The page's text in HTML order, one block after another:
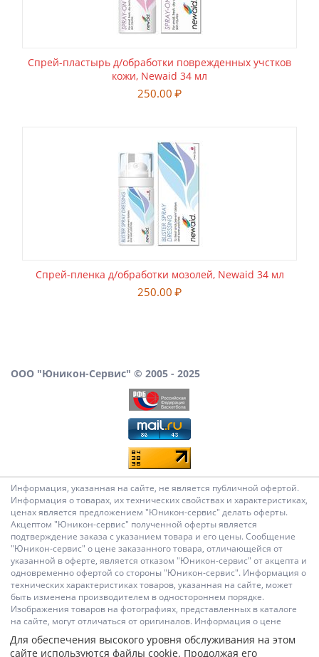
Спрей-пластырь д/обработки поврежденных учстков
кожи, Newaid 34 мл
250.00 ₽
Спрей-пленка д/обработки мозолей, Newaid 34 мл
250.00 ₽
ООО "Юникон-Сервис" © 2005 - 2025
Информация, указанная на сайте, не является публичной офертой.
Информация о товарах, их технических свойствах и характеристиках,
ценах является предложением "Юникон-сервис" делать оферты.
Акцептом "Юникон-сервис" полученной оферты является
подтверждение заказа с указанием товара и его цены. Сообщение
"Юникон-сервис" о цене заказанного товара, отличающейся от
указанной в оферте, является отказом "Юникон-сервис" от акцепта и
одновременно офертой со стороны "Юникон-сервис". Информация о
технических характеристиках товаров, указанная на сайте, может
быть изменена производителем в одностороннем порядке.
Изображения товаров на фотографиях, представленных в каталоге
на сайте, могут отличаться от оригиналов. Информация о цене
товара, указанная в каталоге на сайте, может отличаться от
фактической к моменту оформления заказа на соответствующий
Для обеспечения высокого уровня обслуживания на этом
сайте используются файлы cookie. Продолжая его